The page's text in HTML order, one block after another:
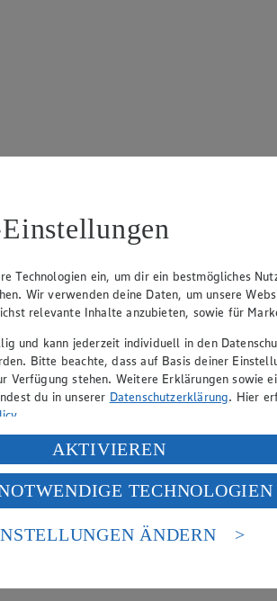
Technologien ein, um dir ein bestmögliches
Wir verwenden deine Daten, um unsere
relevante Inhalte anzubieten, sowie für
und kann jederzeit individuell in den
Bitte beachte, dass auf Basis deiner
Verfügung stehen. Weitere Erklärungen sowie
du in unserer Datenschutzerklärung. Hier
.
Daten in den USA durch Facebook
willigst du im Sinne des Art. 49 Abs. 1 Satz
USA verarbeitet werden. Der EuGH sieht die USA
nicht angemessenen Datenschutzniveau
amerikanische Behörden.
AKTIVIEREN
TECHNOLOGIEN
ÄNDERN